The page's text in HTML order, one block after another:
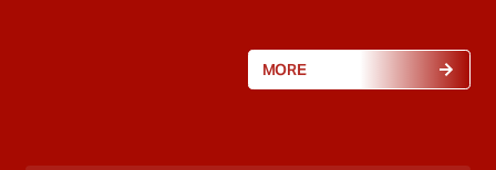
MORE